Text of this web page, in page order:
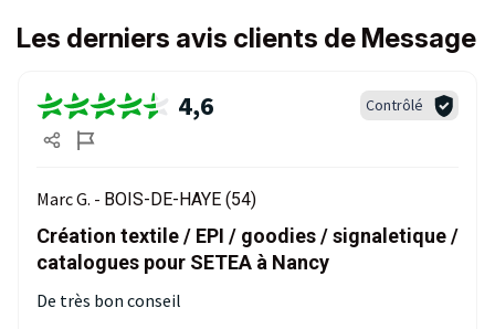
Les derniers avis clients de Message
4,6 Contrôlé
Marc G. - BOIS-DE-HAYE (54)
Création textile / EPI / goodies / signaletique /
catalogues pour SETEA à Nancy
De très bon conseil